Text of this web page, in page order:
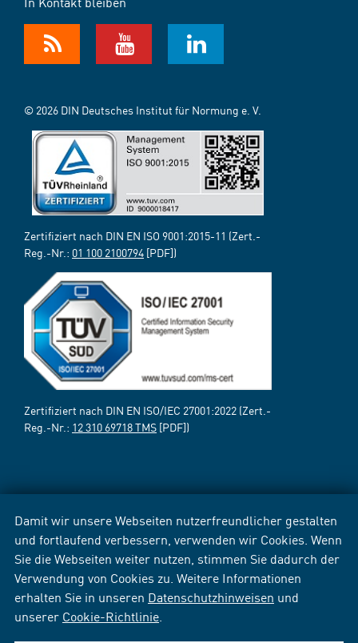
Damit wir unsere Webseiten nutzerfreundlicher gestalten
und fortlaufend verbessern, verwenden wir Cookies. Wenn
Sie die Webseiten weiter nutzen, stimmen Sie dadurch der
Verwendung von Cookies zu. Weitere Informationen
erhalten Sie in unseren Datenschutzhinweisen und
unserer Cookie-Richtlinie
© 2026 DIN Deutsches Institut für Normung e. V.
Zertifiziert nach DIN EN ISO 9001:2015-11 (Zert.-
Reg.-Nr.: 01 100 2100794 [PDF])
Zertifiziert nach DIN EN ISO/IEC 27001:2022 (Zert.-
Reg.-Nr.: 12 310 69718 TMS [PDF])